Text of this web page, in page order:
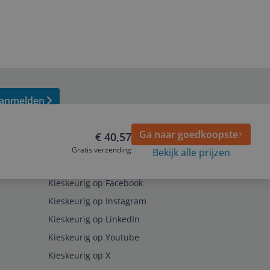
€ 40,57
Gratis verzending
Ga naar goedkoopste
Bekijk alle prijzen
Kieskeurig op Facebook
Kieskeurig op Instagram
Kieskeurig op LinkedIn
Kieskeurig op Youtube
Kieskeurig op X